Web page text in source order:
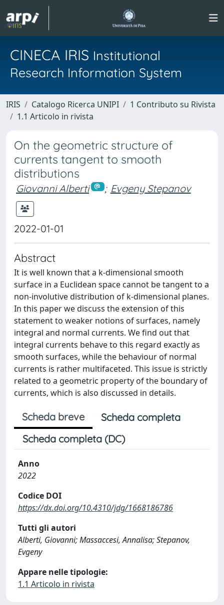
CINECA IRIS Institutional
Research Information System
IRIS Catalogo Ricerca UNIPI
1 Contributo su Rivista
1.1 Articolo in rivista
On the geometric structure of
currents tangent to smooth
distributions
Giovanni Alberti ; Evgeny Stepanov
2022-01-01
Abstract
It is well known that a k-dimensional smooth
surface in a Euclidean space cannot be tangent to a
non-involutive distribution of k-dimensional planes.
In this paper we discuss the extension of this
statement to weaker notions of surfaces, namely
integral and normal currents. We find out that
integral currents behave to this regard exactly as
smooth surfaces, while the behaviour of normal
currents is rather multifaceted. This issue is strictly
related to a geometric property of the boundary of
currents, which is also discussed in details.
Scheda breve
Scheda completa
Scheda completa (DC)
Anno
2022
Codice DOI
https://dx.doi.org/10.4310/jdg/1668186786
Tutti gli autori
Alberti, Giovanni; Massaccesi, Annalisa; Stepanov,
Evgeny
Appare nelle tipologie:
1.1 Articolo in rivista